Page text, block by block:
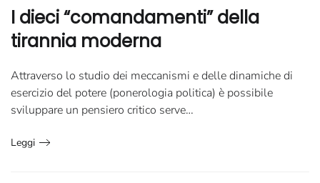
I dieci “comandamenti” della
tirannia moderna
Attraverso lo studio dei meccanismi e delle dinamiche di
esercizio del potere (ponerologia politica) è possibile
sviluppare un pensiero critico serve…
Leggi